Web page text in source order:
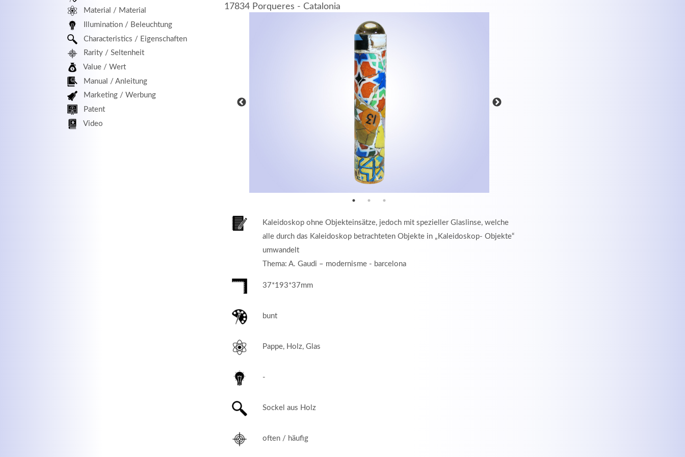
17834 Porqueres - Catalonia
Kaleidoskop ohne Objekteinsätze, jedoch mit spezieller Glaslinse, welche
alle durch das Kaleidoskop betrachteten Objekte in „Kaleidoskop- Objekte“
umwandelt
Thema: A. Gaudi – modernisme - barcelona
37*193*37mm
bunt
Pappe, Holz, Glas
-
Sockel aus Holz
often / häufig
Material / Material
Illumination / Beleuchtung
Characteristics / Eigenschaften
Rarity / Seltenheit
Value / Wert
Manual / Anleitung
Marketing / Werbung
Patent
Video
MEHR INFOS
Kontaktdaten